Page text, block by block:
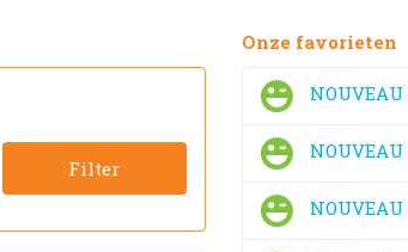
Filter
Onze favorieten